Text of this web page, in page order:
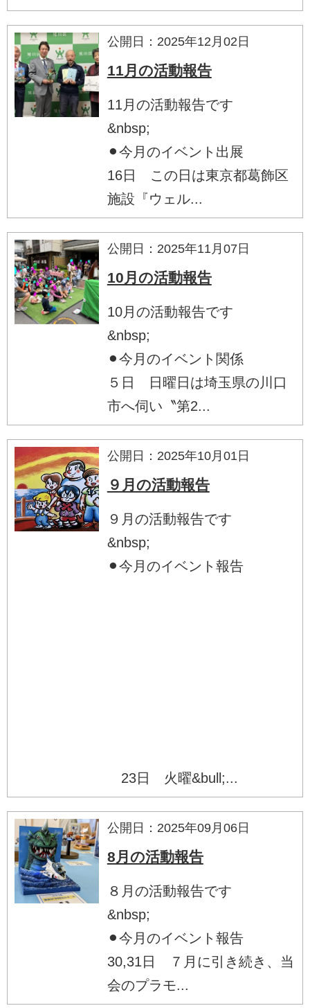
公開日：2025年12月02日
11月の活動報告
11月の活動報告です
&nbsp;
⚫︎今月のイベント出展
16日 この日は東京都葛飾区
施設『ウェル...
公開日：2025年11月07日
10月の活動報告
10月の活動報告です
&nbsp;
⚫︎今月のイベント関係
５日 日曜日は埼玉県の川口
市へ伺い〝第2...
公開日：2025年10月01日
９月の活動報告
９月の活動報告です
&nbsp;
⚫︎今月のイベント報告
23日 火曜&bull;...
公開日：2025年09月06日
8月の活動報告
８月の活動報告です
&nbsp;
⚫︎今月のイベント報告
30,31日 ７月に引き続き、当
会のプラモ...